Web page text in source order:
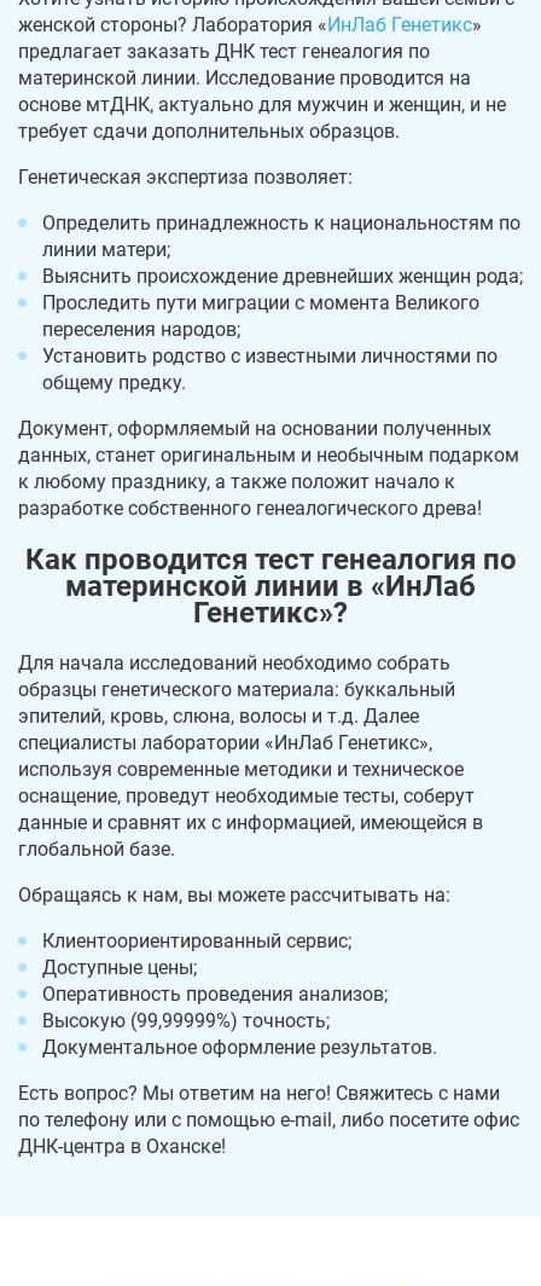
женской стороны? Лаборатория « ИнЛаб Генетикс»
предлагает заказать ДНК тест генеалогия по
материнской линии. Исследование проводится на
основе мтДНК, актуально для мужчин и женщин, и не
требует сдачи дополнительных образцов.
Генетическая экспертиза позволяет:
Определить принадлежность к национальностям по
линии матери;
Выяснить происхождение древнейших женщин рода;
Проследить пути миграции с момента Великого
переселения народов;
Установить родство с известными личностями по
общему предку.
Документ, оформляемый на основании полученных
данных, станет оригинальным и необычным подарком
к любому празднику, а также положит начало к
разработке собственного генеалогического древа!
Как проводится тест генеалогия по
материнской линии в «ИнЛаб
Генетикс»?
Для начала исследований необходимо собрать
образцы генетического материала: буккальный
эпителий, кровь, слюна, волосы и т.д. Далее
специалисты лаборатории «ИнЛаб Генетикс»,
используя современные методики и техническое
оснащение, проведут необходимые тесты, соберут
данные и сравнят их с информацией, имеющейся в
глобальной базе.
Обращаясь к нам, вы можете рассчитывать на:
Клиентоориентированный сервис;
Доступные цены;
Оперативность проведения анализов;
Высокую (99,99999%) точность;
Документальное оформление результатов.
Есть вопрос? Мы ответим на него! Свяжитесь с нами
по телефону или с помощью e-mail, либо посетите офис
ДНК-центра в Оханске!